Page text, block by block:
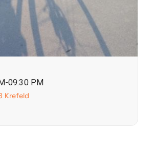
09:30 PM
Krefeld